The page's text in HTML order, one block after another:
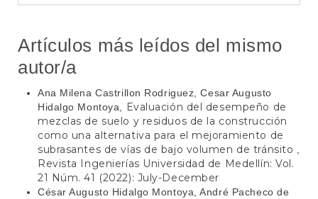
Artículos más leídos del mismo
autor/a
Ana Milena Castrillon Rodriguez, Cesar Augusto
Hidalgo Montoya,
Evaluación del desempeño de
mezclas de suelo y residuos de la construcción
como una alternativa para el mejoramiento de
subrasantes de vías de bajo volumen de tránsito ,
Revista Ingenierías Universidad de Medellín: Vol.
21 Núm. 41 (2022): July-December
César Augusto Hidalgo Montoya, André Pacheco de